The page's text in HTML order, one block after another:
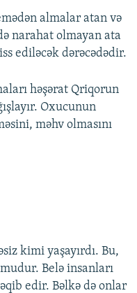
almalar atan və
narahat olmayan ata
ediləcək dərəcədədir.
həşərat Qriqorun
Oxucunun
məhv olmasını
kimi yaşayırdı. Bu,
Belə insanları
edir. Bəlkə də onlar